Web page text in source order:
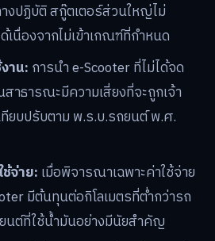
ปฏิบัติ สกู๊ตเตอร์ส่วนใหญ่ไม่
เนื่องจากไม่เข้าเกณฑ์ที่กำหนด
าน: การนำ e-Scooter ที่ไม่ได้จด
าธารณะมีความเสี่ยงที่จะถูกเจ้า
ทียบปรับตาม พ.ร.บ.รถยนต์ พ.ศ.
จ่าย: เมื่อพิจารณาเฉพาะค่าใช้จ่าย
มีต้นทุนต่อกิโลเมตรที่ต่ำกว่ารถ
นต์ที่ใช้น้ำมันอย่างมีนัยสำคัญ